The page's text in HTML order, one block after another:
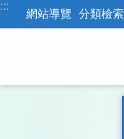
跳到主要內容區塊
:::
網站導覽 分類檢索